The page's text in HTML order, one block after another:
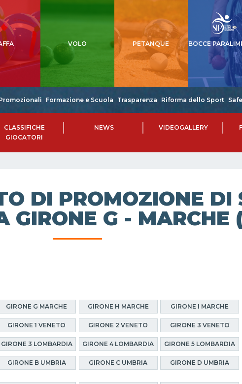
VOLO PETANQUE BOCCE
Formazione e Scuola Trasparenza Riforma dello Sport
CLASSIFICHE
GIOCATORI
NEWS VIDEOGALLERY
DI PROMOZIONE DI
GIRONE G -
GIRONE G MARCHE GIRONE H MARCHE GIRONE I MARCHE
GIRONE 1 VENETO GIRONE 2 VENETO GIRONE 3 VENETO
GIRONE 3 LOMBARDIA GIRONE 4 LOMBARDIA GIRONE 5 LOMBARDIA
GIRONE B UMBRIA GIRONE C UMBRIA GIRONE D UMBRIA